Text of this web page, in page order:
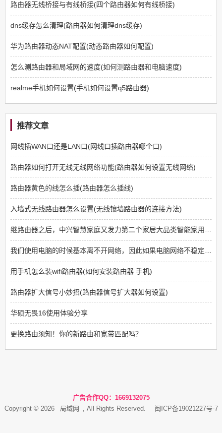
路由器无线桥接与有线桥接(四个路由器如何有线桥接)
dns缓存怎么清理(路由器如何清理dns缓存)
华为路由器动态NAT配置(动态路由器如何配置)
怎么测路由器和局域网的速度(如何测路由器和电脑速度)
realme手机如何设置(手机如何设置q5路由器)
推荐文章
网线插WAN口还是LAN口(网线口插路由器哪个口)
路由器如何打开无线无线网络功能(路由器如何设置无线网络)
路由器黄色的线怎么插(路由器怎么插线)
入墙式无线路由器怎么设置(无线镶墙路由器的连接方法)
继路由器之后，中兴智慧家庭又发力第二个家居大品类智能家用摄像头
我们使用电脑的时候基本离不开网络，因此如果电脑网络不稳定，真的就很影响使用
用手机怎么装wifi路由器(如何安装路由器 手机)
路由器扩大信号小妙招(路由器信号扩大器如何设置)
华硕无畏16使用体验分享
更换路由须知！你的新路由和宽带匹配吗？
广告合作QQ：1669132075
Copyright © 2026
局域网 , All Rights Reserved. 闽ICP备19021227号-7